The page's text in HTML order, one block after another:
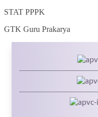
STAT PPPK
GTK Guru Prakarya